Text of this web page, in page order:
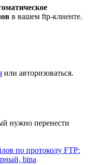
в вашем ftp-клиенте.
или авторизоваться.
нужно перенести
по протоколу FTP:
bina